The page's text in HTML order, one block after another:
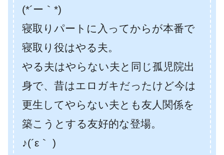
(*´ー｀*)
寝取りパートに入ってからが本番で
寝取り役はやる夫。
やる夫はやらない夫と同じ孤児院出
身で、昔はエロガキだったけど今は
更生してやらない夫とも友人関係を
築こうとする友好的な登場。
♪(´ε｀ )